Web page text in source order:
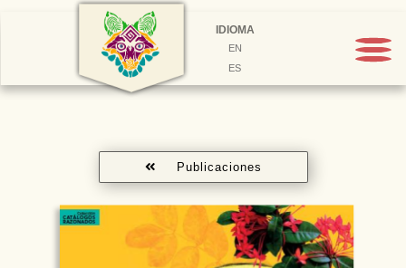
IDIOMA
EN
ES
Publicaciones